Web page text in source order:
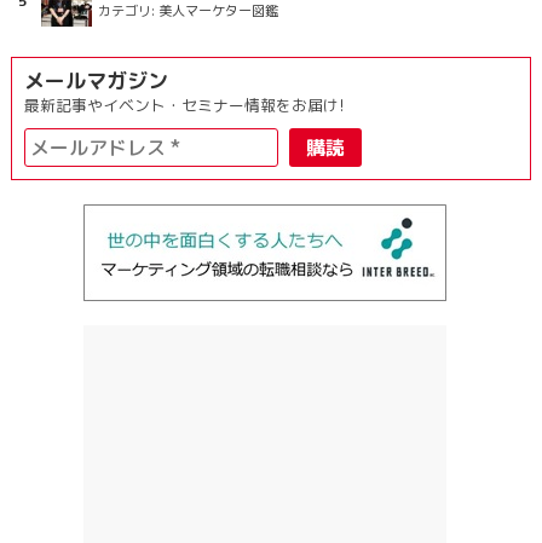
カテゴリ: 美人マーケター図鑑
メールマガジン
最新記事やイベント・セミナー情報をお届け!